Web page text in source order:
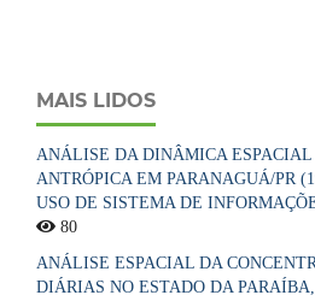
MAIS LIDOS
ANÁLISE DA DINÂMICA ESPACIAL
ANTRÓPICA EM PARANAGUÁ/PR
USO DE SISTEMA DE
80
ANÁLISE ESPACIAL DA
DIÁRIAS NO ESTADO DA